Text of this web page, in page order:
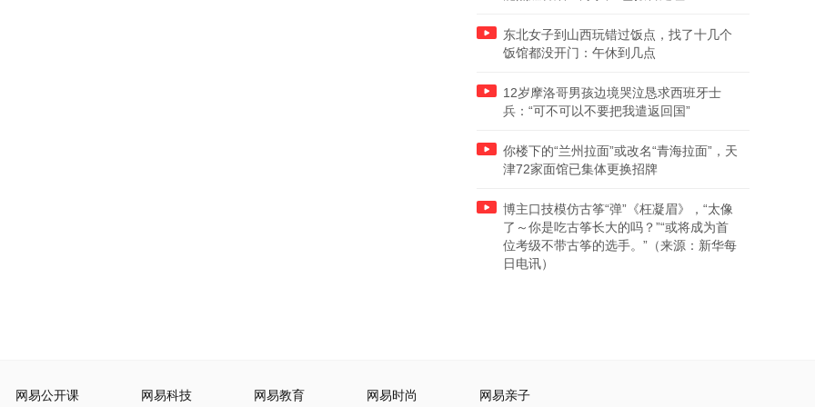
东北女子到山西玩错过饭点，找了十几个
饭馆都没开门：午休到几点
12岁摩洛哥男孩边境哭泣恳求西班牙士
兵：“可不可以不要把我遣返回国”
你楼下的“兰州拉面”或改名“青海拉面”，天
津72家面馆已集体更换招牌
博主口技模仿古筝“弹”《枉凝眉》，“太像
了～你是吃古筝长大的吗？”“或将成为首
位考级不带古筝的选手。”（来源：新华每
日电讯）
网易公开课 网易科技 网易教育 网易时尚 网易亲子